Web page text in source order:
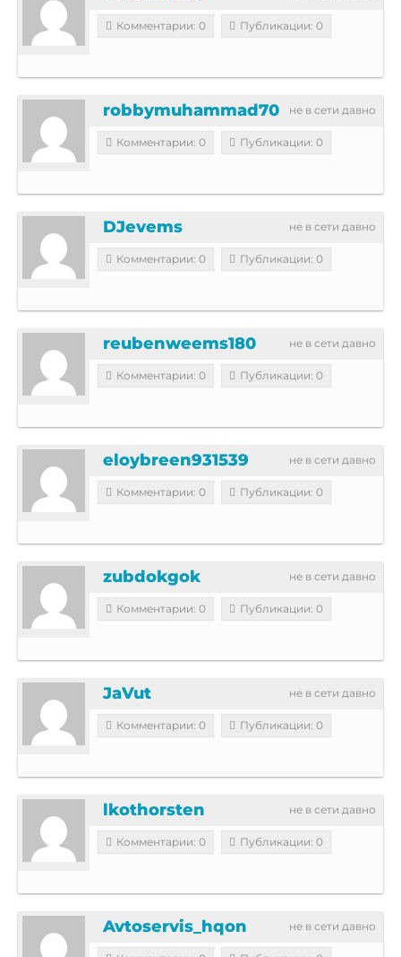
Комментарии: 0 Публикации: 0
не в сети давно
robbymuhammad70
Комментарии: 0 Публикации: 0
не в сети давно
DJevems
Комментарии: 0 Публикации: 0
не в сети давно
reubenweems180
Комментарии: 0 Публикации: 0
не в сети давно
eloybreen931539
Комментарии: 0 Публикации: 0
не в сети давно
zubdokgok
Комментарии: 0 Публикации: 0
не в сети давно
JaVut
Комментарии: 0 Публикации: 0
не в сети давно
lkothorsten
Комментарии: 0 Публикации: 0
не в сети давно
Avtoservis_hqon